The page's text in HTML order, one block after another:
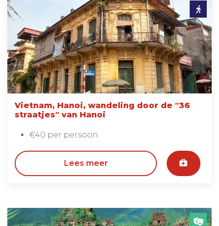
Vietnam, Hanoi, wandeling door de "36
straatjes" van Hanoi
€40 per persoon
Lees meer